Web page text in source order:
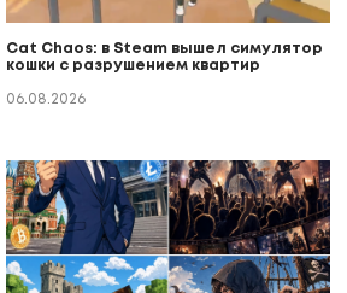
Cat Chaos: в Steam вышел симулятор
кошки с разрушением квартир
06.08.2026